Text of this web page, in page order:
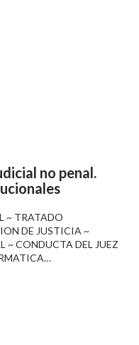
no penal.
~ TRATADO
DE JUSTICIA ~
~ CONDUCTA DEL JUEZ